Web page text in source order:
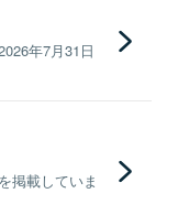
年7月31日
掲載していま